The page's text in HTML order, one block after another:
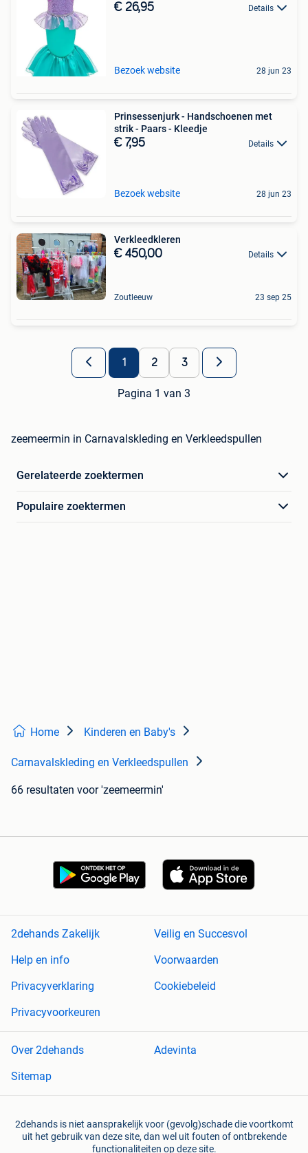
€ 26,95 Details
Bezoek website 28 jun 23
Prinsessenjurk - Handschoenen met
strik - Paars - Kleedje
€ 7,95 Details
Bezoek website 28 jun 23
Verkleedkleren
€ 450,00 Details
Zoutleeuw 23 sep 25
1 2 3
Pagina 1 van 3
zeemeermin in Carnavalskleding en Verkleedspullen
Gerelateerde zoektermen
Populaire zoektermen
Home Kinderen en Baby's
Carnavalskleding en Verkleedspullen
66 resultaten voor 'zeemeermin'
2dehands Zakelijk
Veilig en Succesvol
Help en info
Voorwaarden
Privacyverklaring
Cookiebeleid
Privacyvoorkeuren
Over 2dehands
Adevinta
Sitemap
2dehands is niet aansprakelijk voor (gevolg)schade die voortkomt
uit het gebruik van deze site, dan wel uit fouten of ontbrekende
functionaliteiten op deze site.